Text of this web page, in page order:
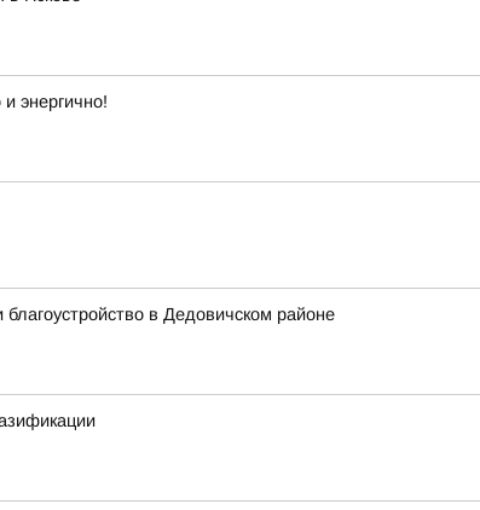
энергично!
в Дедовичском районе